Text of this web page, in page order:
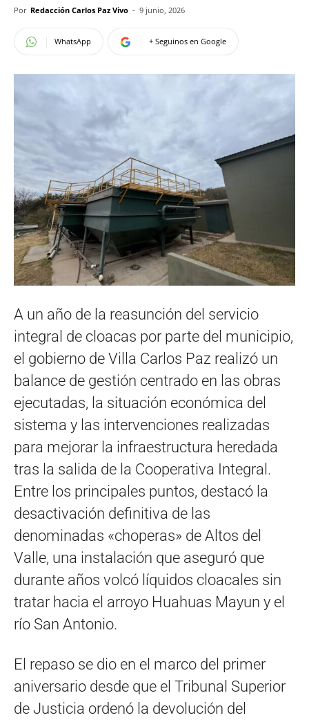
Por Redacción Carlos Paz Vivo - 9 junio, 2026
WhatsApp + Seguinos en Google
A un año de la reasunción del servicio
integral de cloacas por parte del municipio,
el gobierno de Villa Carlos Paz realizó un
balance de gestión centrado en las obras
ejecutadas, la situación económica del
sistema y las intervenciones realizadas
para mejorar la infraestructura heredada
tras la salida de la Cooperativa Integral.
Entre los principales puntos, destacó la
desactivación definitiva de las
denominadas «choperas» de Altos del
Valle, una instalación que aseguró que
durante años volcó líquidos cloacales sin
tratar hacia el arroyo Huahuas Mayun y el
río San Antonio.
El repaso se dio en el marco del primer
aniversario desde que el Tribunal Superior
de Justicia ordenó la devolución del